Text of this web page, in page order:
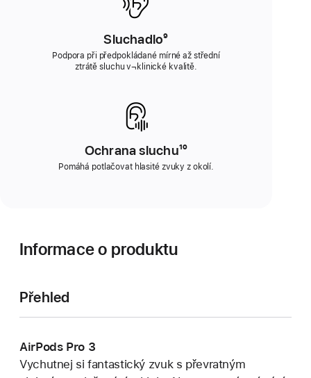
SluchadloPoznámka
⁹
Podpora při předpokládané mírné až střední
ztrátě sluchu v¬klinické kvalitě.
Ochrana sluchu¹⁰
Pomáhá potlačovat hlasité zvuky z okolí.
Informace o produktu
Přehled
AirPods Pro 3
Vychutnej si fantastický zvuk s převratným